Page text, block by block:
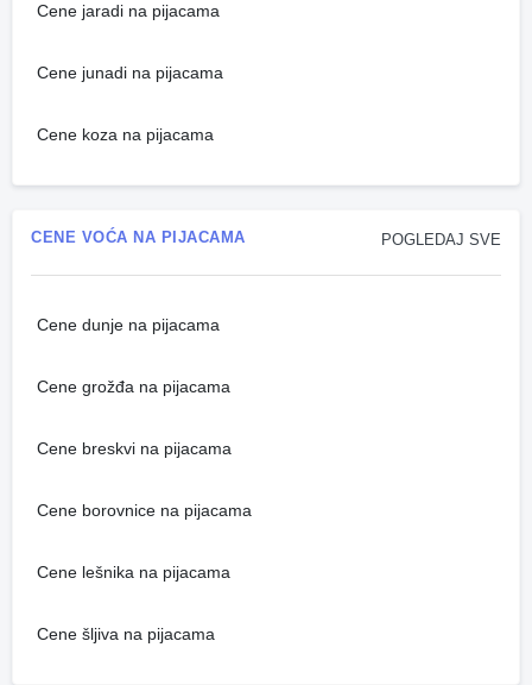
Cene jaradi na pijacama
Cene junadi na pijacama
Cene koza na pijacama
POGLEDAJ SVE
CENE VOĆA NA PIJACAMA
Cene dunje na pijacama
Cene grožđa na pijacama
Cene breskvi na pijacama
Cene borovnice na pijacama
Cene lešnika na pijacama
Cene šljiva na pijacama